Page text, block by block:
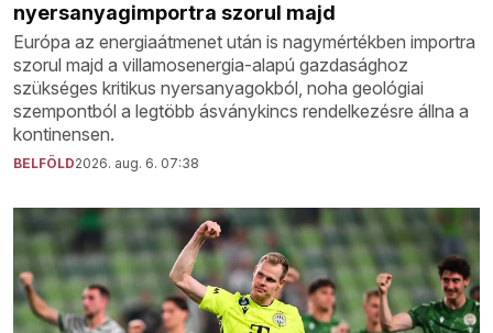
nyersanyagimportra szorul majd
Európa az energiaátmenet után is nagymértékben importra
szorul majd a villamosenergia-alapú gazdasághoz
szükséges kritikus nyersanyagokból, noha geológiai
szempontból a legtöbb ásványkincs rendelkezésre állna a
kontinensen.
BELFÖLD2026. aug. 6. 07:38